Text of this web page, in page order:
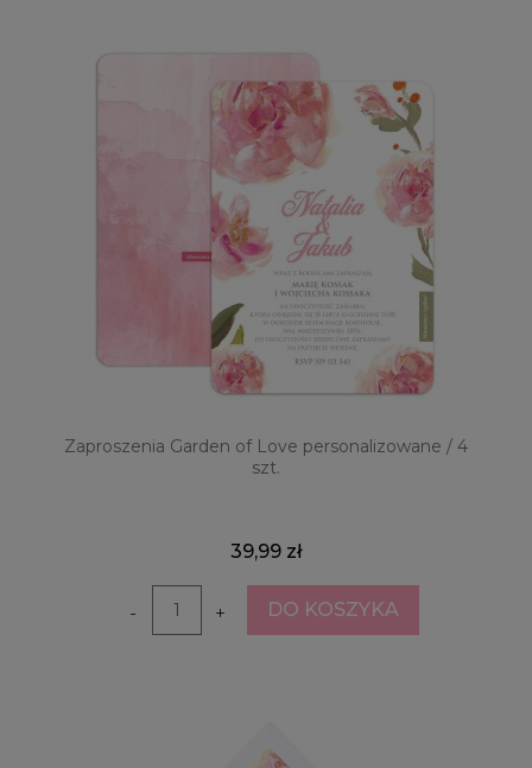
Zaproszenia Garden of Love personalizowane / 4
szt.
39,99 zł
- + DO KOSZYKA